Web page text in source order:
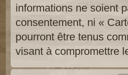
informations ne soient
consentement, ni «
pourront être tenus
visant à compromettre